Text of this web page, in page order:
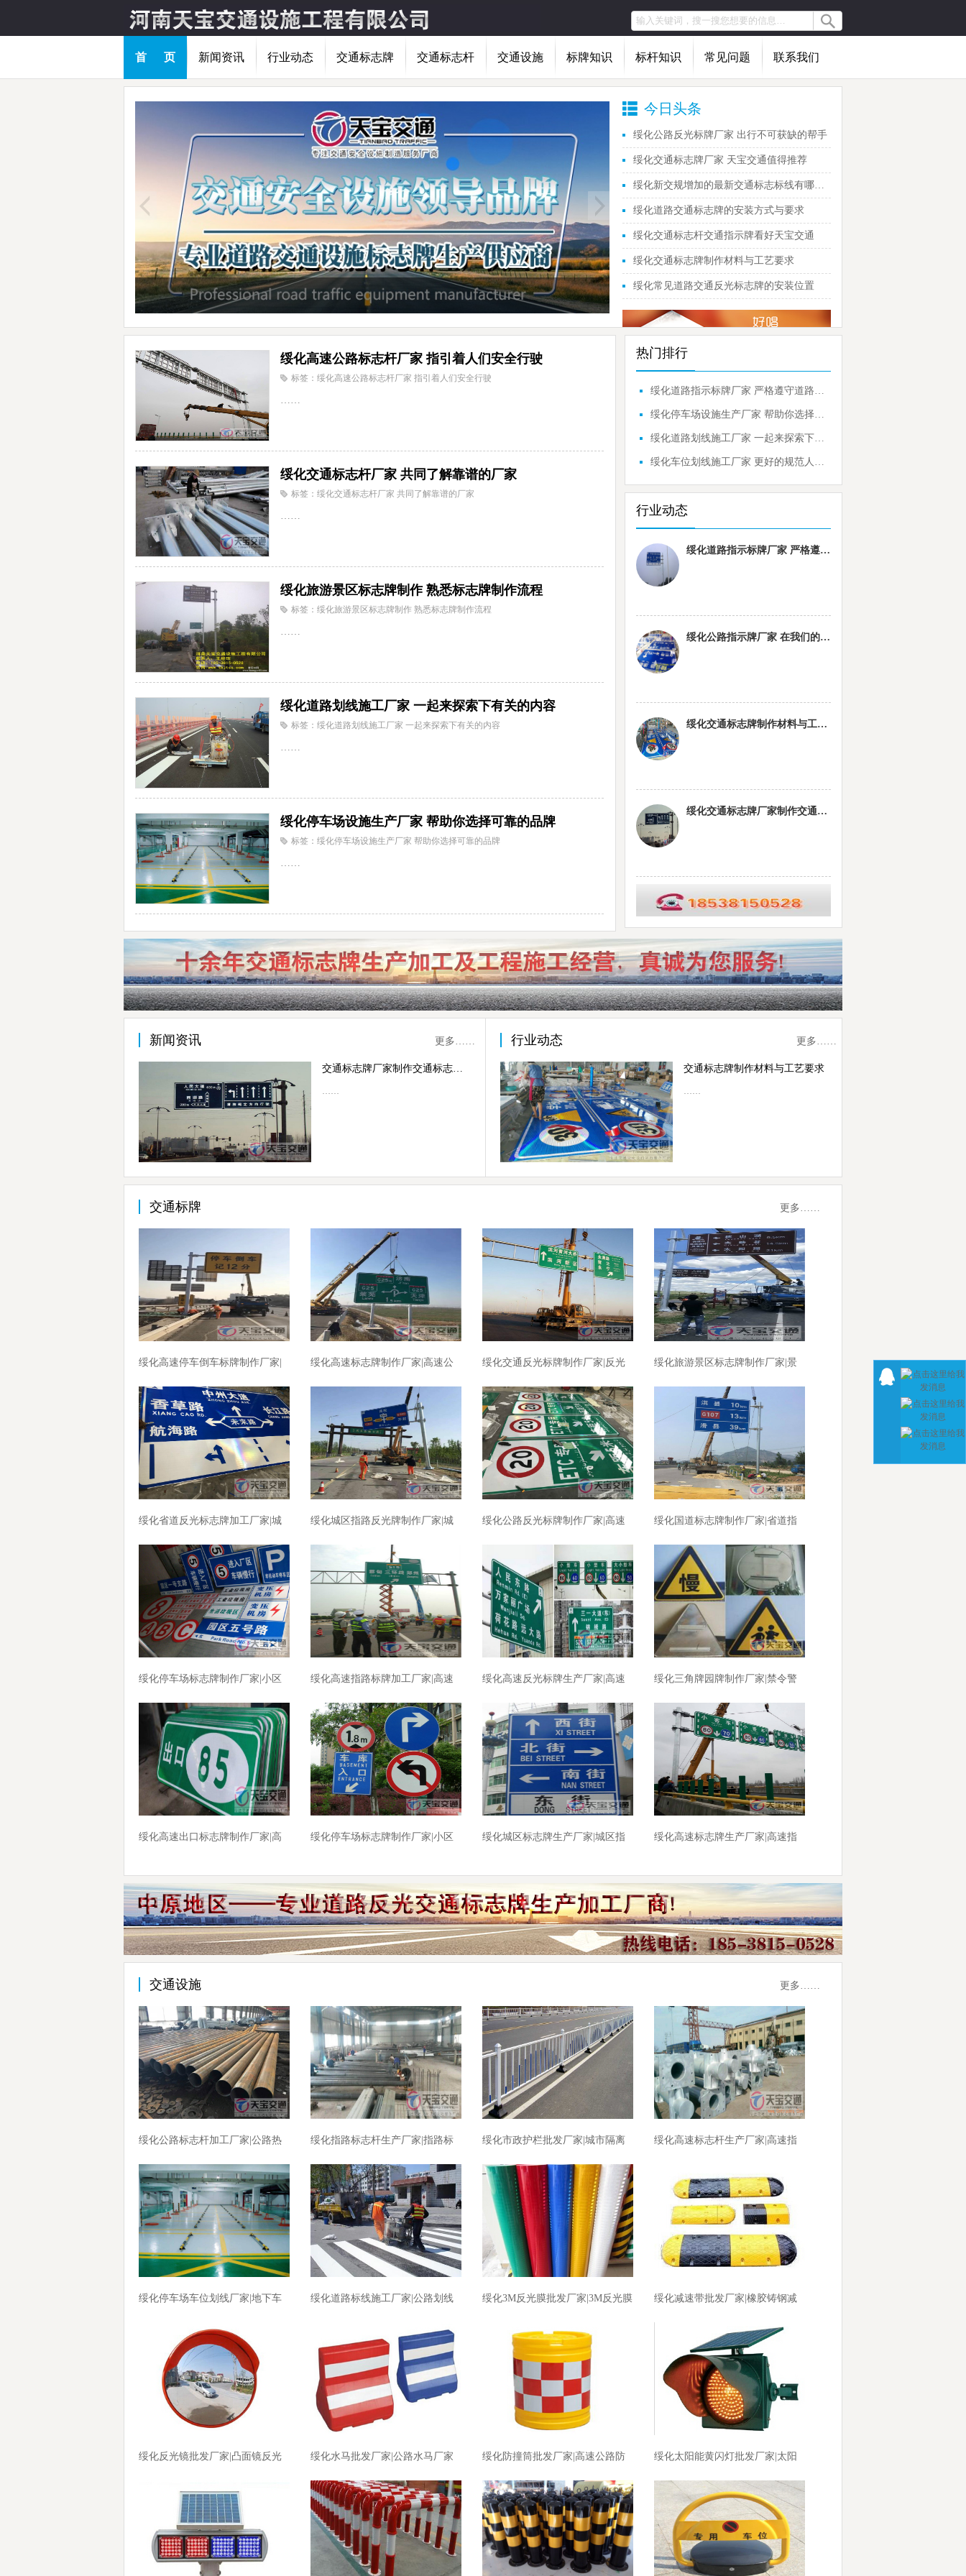
首 页 新闻资讯 行业动态 交通标志牌 交通标志杆 交通设施 标牌知识 标杆知识 常见问题 联系我们
今日头条
绥化公路反光标牌厂家 出行不可获缺的帮手
绥化交通标志牌厂家 天宝交通值得推荐
绥化新交规增加的最新交通标志标线有哪些？
绥化道路交通标志牌的安装方式与要求
绥化交通标志杆交通指示牌看好天宝交通
绥化交通标志牌制作材料与工艺要求
绥化常见道路交通反光标志牌的安装位置
绥化高速公路标志杆厂家 指引着人们安全行驶
标签：绥化高速公路标志杆厂家 指引着人们安全行驶
……
绥化交通标志杆厂家 共同了解靠谱的厂家
标签：绥化交通标志杆厂家 共同了解靠谱的厂家
……
绥化旅游景区标志牌制作 熟悉标志牌制作流程
标签：绥化旅游景区标志牌制作 熟悉标志牌制作流程
……
绥化道路划线施工厂家 一起来探索下有关的内容
标签：绥化道路划线施工厂家 一起来探索下有关的内容
……
绥化停车场设施生产厂家 帮助你选择可靠的品牌
标签：绥化停车场设施生产厂家 帮助你选择可靠的品牌
……
热门排行
绥化道路指示标牌厂家 严格遵守道路指示标牌
绥化停车场设施生产厂家 帮助你选择可靠的品牌
绥化道路划线施工厂家 一起来探索下有关的内容
绥化车位划线施工厂家 更好的规范人们的停车行为
行业动态
绥化道路指示标牌厂家 严格遵守道路指示标牌
绥化公路指示牌厂家 在我们的生活中发挥着重要的作用
绥化交通标志牌制作材料与工艺要求
绥化交通标志牌厂家制作交通标志杆的常规配置
新闻资讯 更多……
交通标志牌厂家制作交通标志杆的常规配置
……
行业动态 更多……
交通标志牌制作材料与工艺要求
……
交通标牌 更多……
绥化高速停车倒车标牌制作厂家|
绥化高速标志牌制作厂家|高速公
绥化交通反光标牌制作厂家|反光
绥化旅游景区标志牌制作厂家|景
绥化省道反光标志牌加工厂家|城
绥化城区指路反光牌制作厂家|城
绥化公路反光标牌制作厂家|高速
绥化国道标志牌制作厂家|省道指
绥化停车场标志牌制作厂家|小区
绥化高速指路标牌加工厂家|高速
绥化高速反光标牌生产厂家|高速
绥化三角牌园牌制作厂家|禁令警
绥化高速出口标志牌制作厂家|高
绥化停车场标志牌制作厂家|小区
绥化城区标志牌生产厂家|城区指
绥化高速标志牌生产厂家|高速指
交通设施 更多……
绥化公路标志杆加工厂家|公路热
绥化指路标志杆生产厂家|指路标
绥化市政护栏批发厂家|城市隔离
绥化高速标志杆生产厂家|高速指
绥化停车场车位划线厂家|地下车
绥化道路标线施工厂家|公路划线
绥化3M反光膜批发厂家|3M反光膜
绥化减速带批发厂家|橡胶铸钢减
绥化反光镜批发厂家|凸面镜反光
绥化水马批发厂家|公路水马厂家
绥化防撞筒批发厂家|高速公路防
绥化太阳能黄闪灯批发厂家|太阳